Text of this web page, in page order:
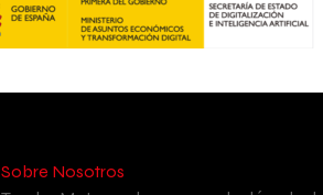
Sobre Nosotros